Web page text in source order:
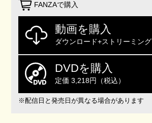
FANZAで購入
動画を購入
ダウンロード+ストリーミング
DVDを購入
定価 3,218円（税込）
※配信日と発売日が異なる場合があります